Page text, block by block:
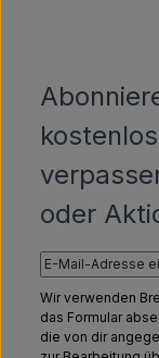
oder
Wir verwenden
das Formular
die von dir